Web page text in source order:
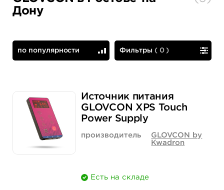
Фильтры (0 )
по популярности
Дону
Источник питания
GLOVCON XPS Touch
Power Supply
производитель
GLOVCON by
Kwadron
Есть на складе